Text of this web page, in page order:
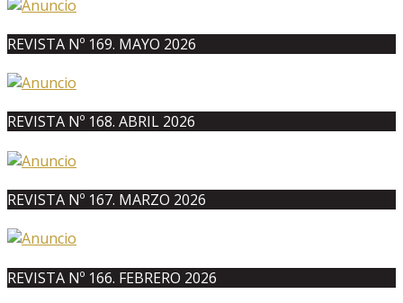
REVISTA Nº 169. MAYO 2026
REVISTA Nº 168. ABRIL 2026
REVISTA Nº 167. MARZO 2026
REVISTA Nº 166. FEBRERO 2026